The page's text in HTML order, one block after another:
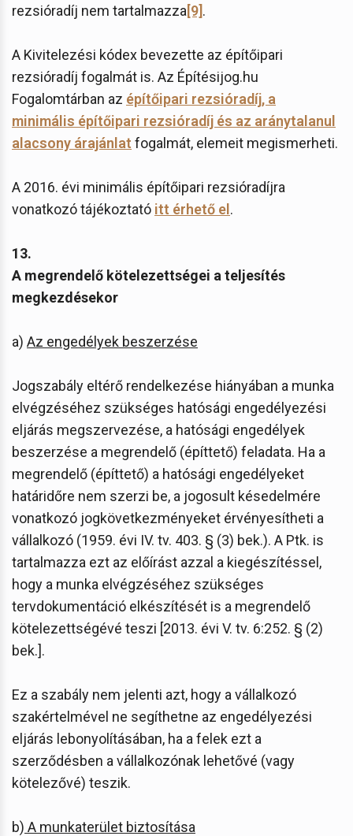
rezsióradíj nem tartalmazza[9].
A Kivitelezési kódex bevezette az építőipari
rezsióradíj fogalmát is. Az Építésijog.hu
Fogalomtárban az építőipari rezsióradíj, a
minimális építőipari rezsióradíj és az aránytalanul
alacsony árajánlat fogalmát, elemeit megismerheti.
A 2016. évi minimális építőipari rezsióradíjra
vonatkozó tájékoztató itt érhető el.
13.
A megrendelő kötelezettségei a teljesítés
megkezdésekor
a) Az engedélyek beszerzése
Jogszabály eltérő rendelkezése hiányában a munka
elvégzéséhez szükséges hatósági engedélyezési
eljárás megszervezése, a hatósági engedélyek
beszerzése a megrendelő (építtető) feladata. Ha a
megrendelő (építtető) a hatósági engedélyeket
határidőre nem szerzi be, a jogosult késedelmére
vonatkozó jogkövetkezményeket érvényesítheti a
vállalkozó (1959. évi IV. tv. 403. § (3) bek.). A Ptk. is
tartalmazza ezt az előírást azzal a kiegészítéssel,
hogy a munka elvégzéséhez szükséges
tervdokumentáció elkészítését is a megrendelő
kötelezettségévé teszi [2013. évi V. tv. 6:252. § (2)
bek.].
Ez a szabály nem jelenti azt, hogy a vállalkozó
szakértelmével ne segíthetne az engedélyezési
eljárás lebonyolításában, ha a felek ezt a
szerződésben a vállalkozónak lehetővé (vagy
kötelezővé) teszik.
b) A munkaterület biztosítása